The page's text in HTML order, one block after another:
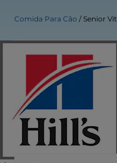
Comida Para Cão Senior